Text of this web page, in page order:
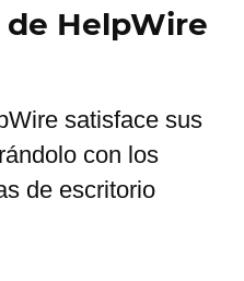
HelpWire
satisface sus
con los
de escritorio